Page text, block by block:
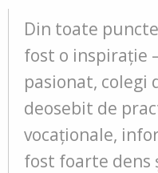
Din toate
fost o inspirație
pasionat, colegi
deosebit de
vocaționale,
fost foarte dens